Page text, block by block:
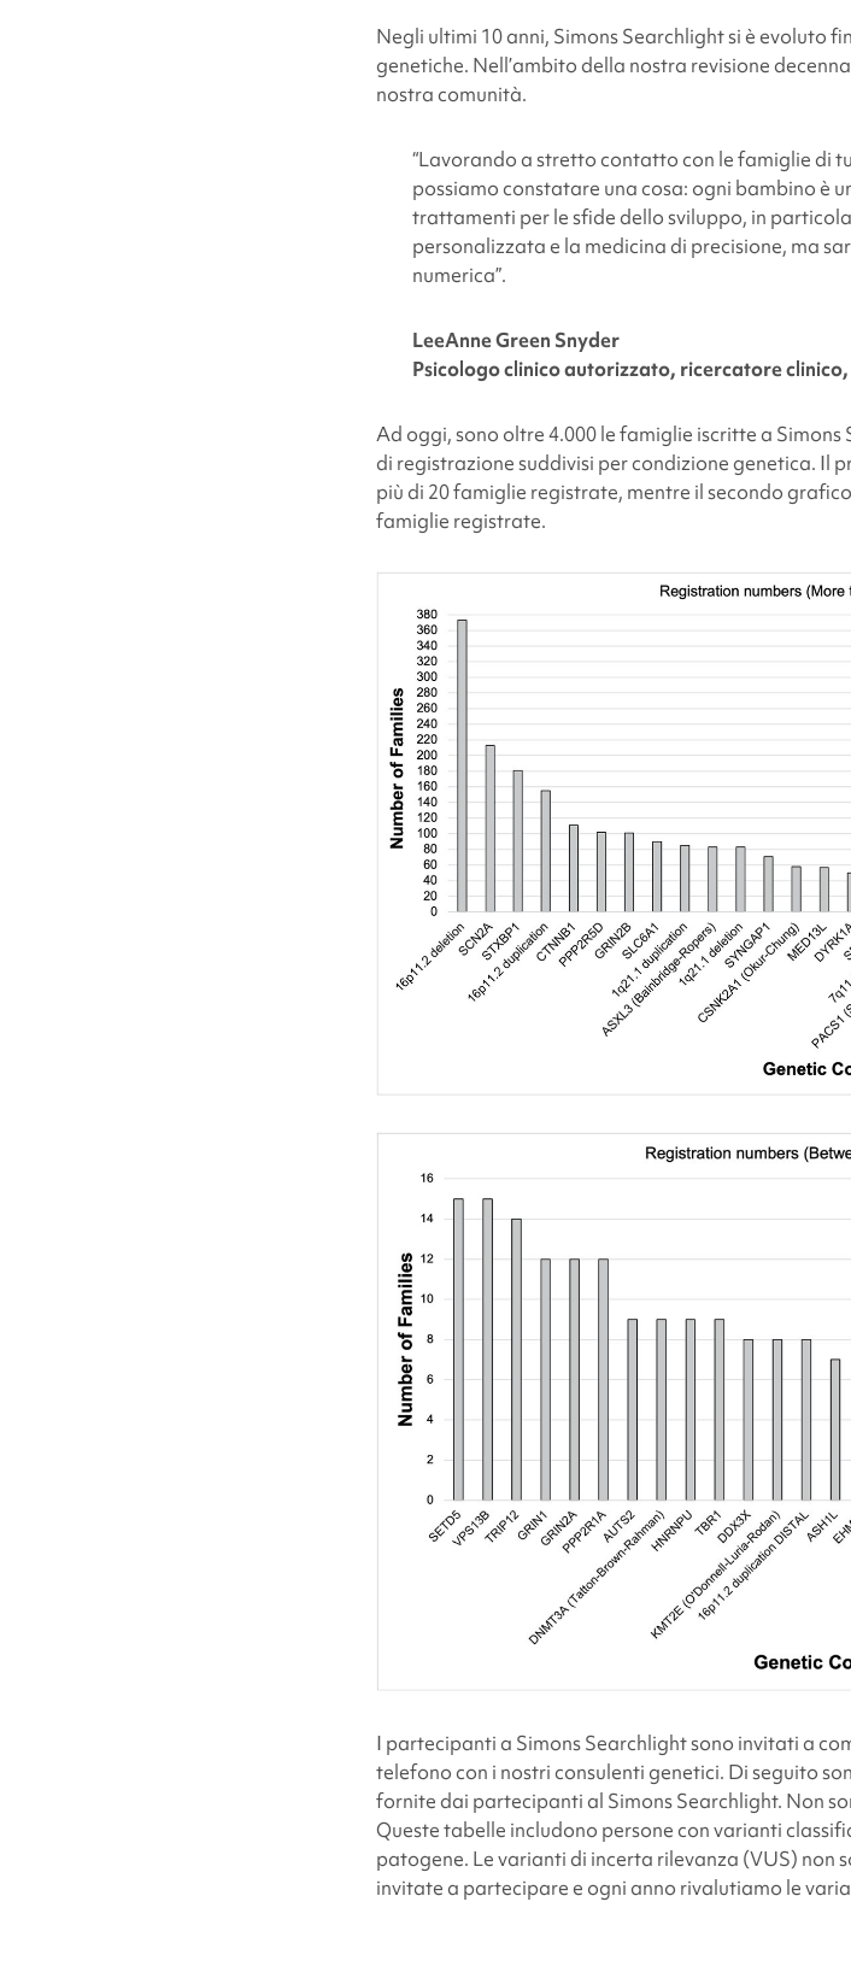
facebook
x
twitter
linkedin
page
link
Negli ultimi 10 anni, Simons Searchlightsi è evoluto
genetiche. Nell’ambito della nostra revisione
nostra comunità.
“Lavorando a stretto contatto con le famiglie di
possiamo constatare una cosa: ogni bambino è
trattamenti per le sfide dello sviluppo, in
personalizzata e la medicina di precisione, ma
numerica”.
LeeAnne Green Snyder
Psicologo clinico autorizzato, ricercatore clinico,
Ad oggi, sono oltre 4.000 le famiglie iscritte a Simons
di registrazione suddivisi per condizione genetica. Il
più di 20 famiglie registrate, mentre il secondo
famiglie registrate.
I partecipanti a Simons Searchlightsono invitati a
telefono con i nostri consulenti genetici. Di seguito
fornite dai partecipanti al Simons Searchlight. Non
Queste tabelle includono persone con varianti
patogene. Le varianti di incerta rilevanza (VUS) non
invitate a partecipare e ogni anno rivalutiamo le